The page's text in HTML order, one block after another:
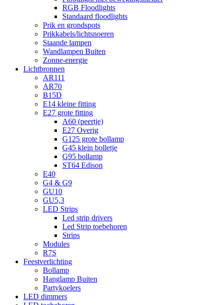
RGB Floodlights
Standaard floodlights
Prik en grondspots
Prikkabels/lichtsnoeren
Staande lampen
Wandlampen Buiten
Zonne-energie
Lichtbronnen
AR111
AR70
B15D
E14 kleine fitting
E27 grote fitting
A60 (peertje)
E27 Overig
G125 grote bollamp
G45 klein bolletje
G95 bollamp
ST64 Edison
E40
G4 & G9
GU10
GU5,3
LED Strips
Led strip drivers
Led Strip toebehoren
Strips
Modules
R7S
Feestverlichting
Bollamp
Hanglamp Buiten
Partykoelers
LED dimmers